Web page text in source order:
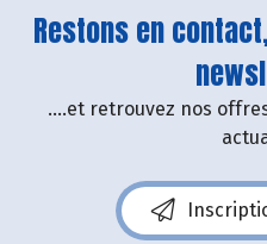
Restons en
....et retrouvez nos